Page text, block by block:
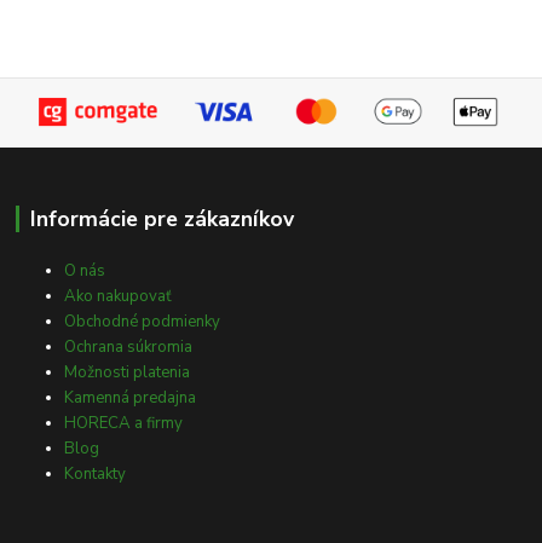
Informácie pre zákazníkov
O nás
Ako nakupovať
Obchodné podmienky
Ochrana súkromia
Možnosti platenia
Kamenná predajna
HORECA a firmy
Blog
Kontakty